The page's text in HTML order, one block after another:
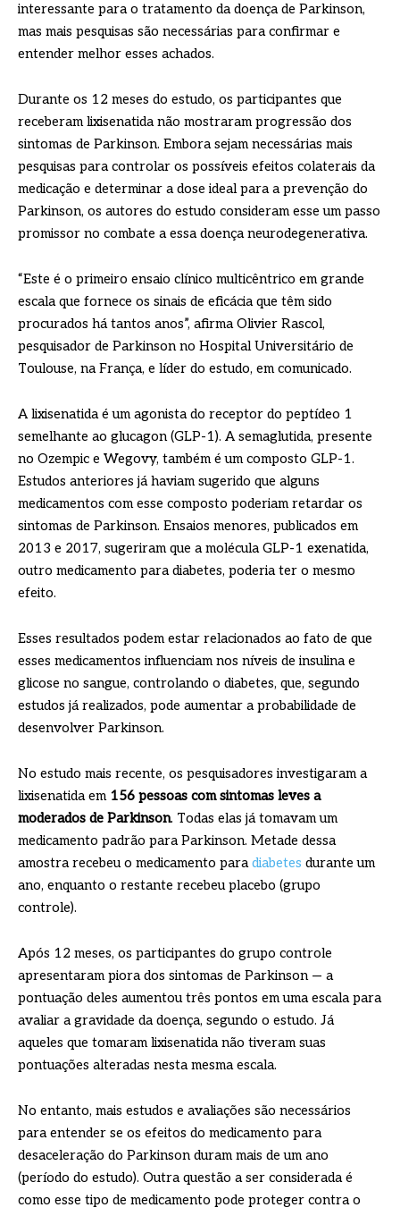
interessante para o tratamento da doença de Parkinson,
mas mais pesquisas são necessárias para confirmar e
entender melhor esses achados.
Durante os 12 meses do estudo, os participantes que
receberam lixisenatida não mostraram progressão dos
sintomas de Parkinson. Embora sejam necessárias mais
pesquisas para controlar os possíveis efeitos colaterais da
medicação e determinar a dose ideal para a prevenção do
Parkinson, os autores do estudo consideram esse um passo
promissor no combate a essa doença neurodegenerativa.
“Este é o primeiro ensaio clínico multicêntrico em grande
escala que fornece os sinais de eficácia que têm sido
procurados há tantos anos”, afirma Olivier Rascol,
pesquisador de Parkinson no Hospital Universitário de
Toulouse, na França, e líder do estudo, em comunicado.
A lixisenatida é um agonista do receptor do peptídeo 1
semelhante ao glucagon (GLP-1). A semaglutida, presente
no Ozempic e Wegovy, também é um composto GLP-1.
Estudos anteriores já haviam sugerido que alguns
medicamentos com esse composto poderiam retardar os
sintomas de Parkinson. Ensaios menores, publicados em
2013 e 2017, sugeriram que a molécula GLP-1 exenatida,
outro medicamento para diabetes, poderia ter o mesmo
efeito.
Esses resultados podem estar relacionados ao fato de que
esses medicamentos influenciam nos níveis de insulina e
glicose no sangue, controlando o diabetes, que, segundo
estudos já realizados, pode aumentar a probabilidade de
desenvolver Parkinson.
No estudo mais recente, os pesquisadores investigaram a
lixisenatida em 156 pessoas com sintomas leves a
moderados de Parkinson. Todas elas já tomavam um
medicamento padrão para Parkinson. Metade dessa
amostra recebeu o medicamento paradiabetes durante um
ano, enquanto o restante recebeu placebo (grupo
controle).
Após 12 meses, os participantes do grupo controle
apresentaram piora dos sintomas de Parkinson — a
pontuação deles aumentou três pontos em uma escala para
avaliar a gravidade da doença, segundo o estudo. Já
aqueles que tomaram lixisenatida não tiveram suas
pontuações alteradas nesta mesma escala.
No entanto, mais estudos e avaliações são necessários
para entender se os efeitos do medicamento para
desaceleração do Parkinson duram mais de um ano
(período do estudo). Outra questão a ser considerada é
como esse tipo de medicamento pode proteger contra o